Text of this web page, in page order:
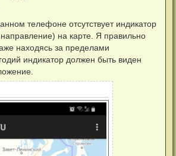
телефоне отсутствует индикатор
на карте. Я правильно
находясь за пределами
индикатор должен быть виден